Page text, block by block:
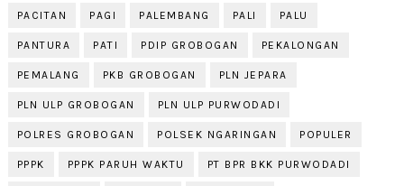
PACITAN PAGI PALEMBANG PALI PALU
PANTURA PATI PDIP GROBOGAN PEKALONGAN
PEMALANG PKB GROBOGAN PLN JEPARA
PLN ULP GROBOGAN PLN ULP PURWODADI
POLRES GROBOGAN POLSEK NGARINGAN POPULER
PPPK PPPK PARUH WAKTU PT BPR BKK PURWODADI